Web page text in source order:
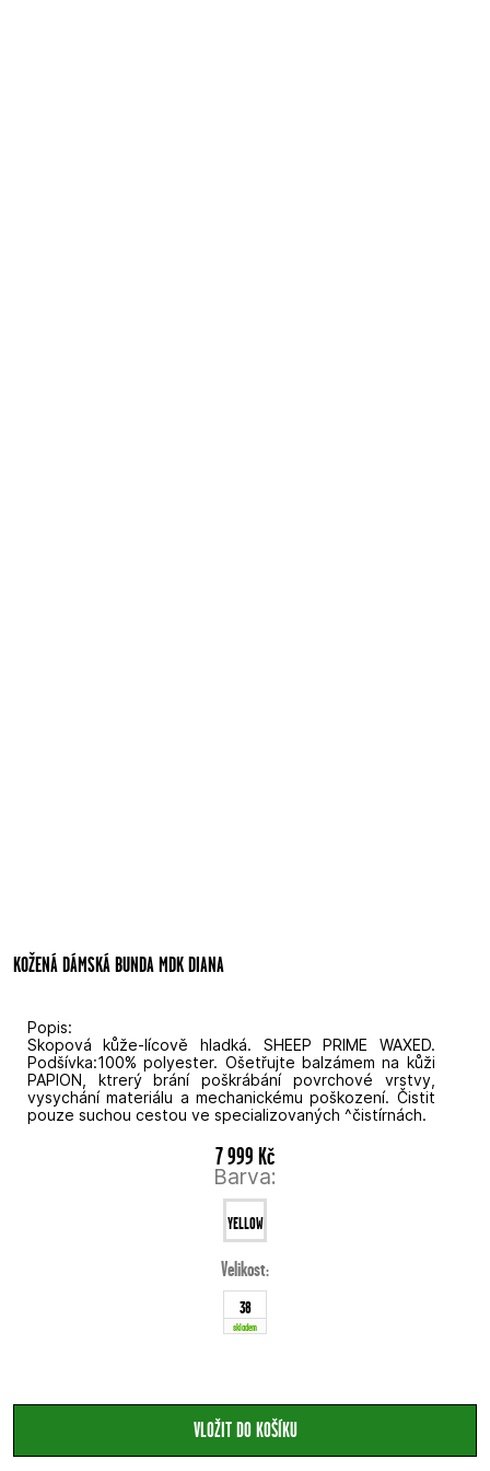
KOŽENÁ DÁMSKÁ BUNDA MDK DIANA
Popis:
Skopová kůže-lícově hladká. SHEEP PRIME WAXED.
Podšívka:100% polyester. Ošetřujte balzámem na kůži
PAPION, ktrerý brání poškrábání povrchové vrstvy,
vysychání materiálu a mechanickému poškození. Čistit
pouze suchou cestou ve specializovaných ^čistírnách.
7 999 Kč
Barva:
YELLOW
Velikost:
38
skladem